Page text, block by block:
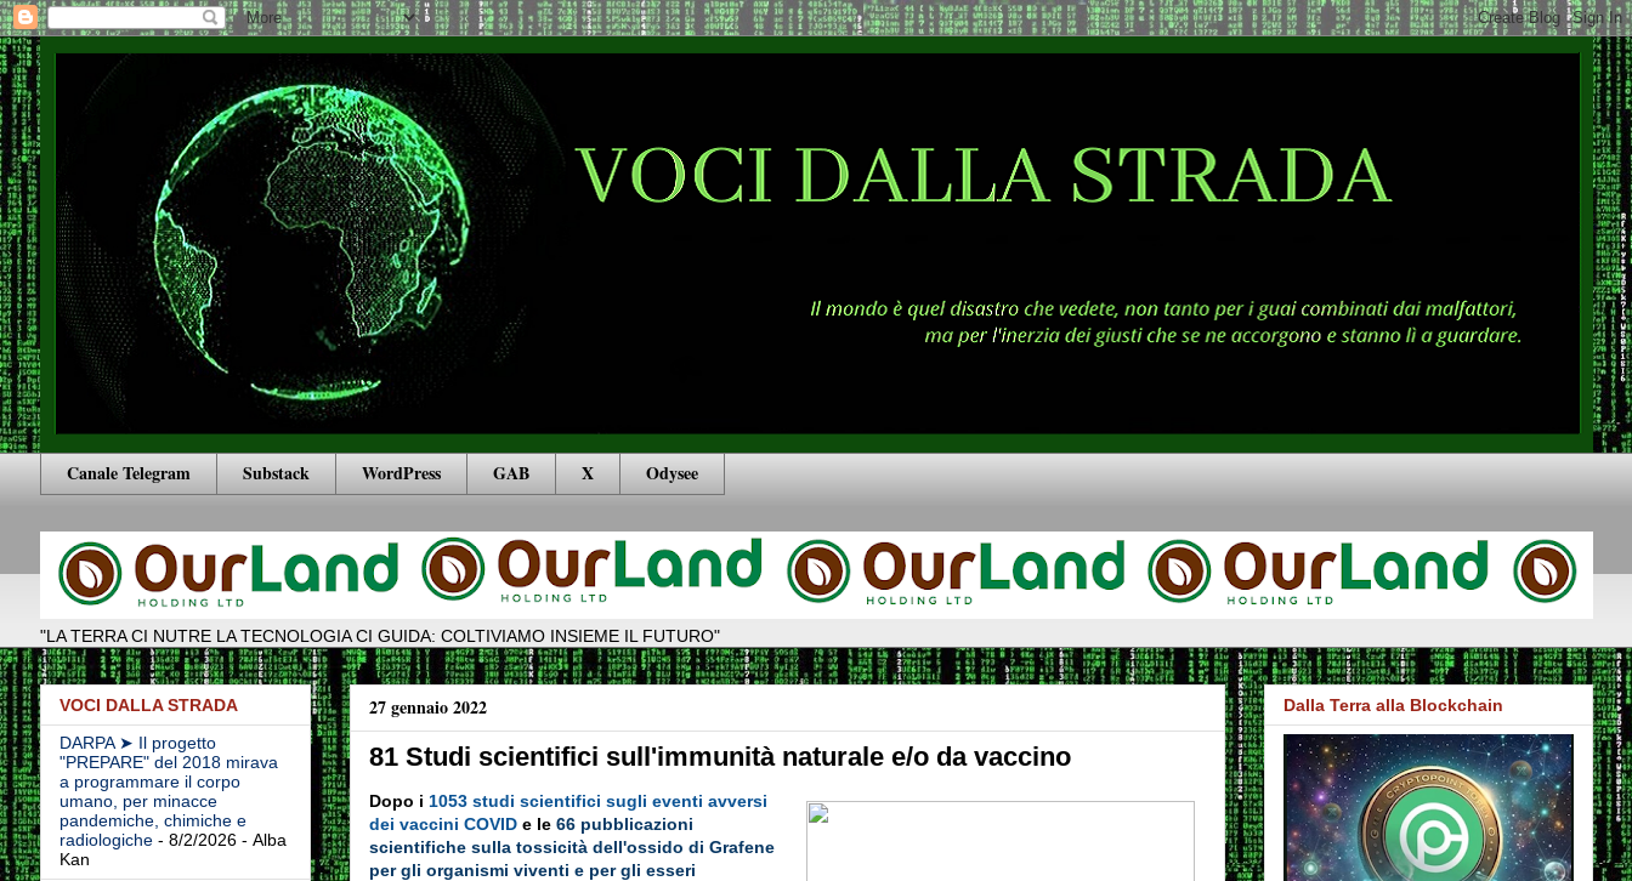
Canale Telegram Substack WordPress GAB X Odysee
"LA TERRA CI NUTRE LA TECNOLOGIA CI GUIDA: COLTIVIAMO INSIEME IL FUTURO"
27 gennaio 2022
81 Studi scientifici sull'immunità naturale e/o da vaccino
Dopo i 1053 studi scientifici sugli eventi avversi
dei vaccini COVIDe le 66 pubblicazioni
scientifiche sulla tossicità dell'ossido di Grafene
per gli organismi viventi e per gli esseri
VOCI DALLA STRADA
DARPA ➤ Il progetto
"PREPARE" del 2018 mirava
a programmare il corpo
umano, per minacce
pandemiche, chimiche e
radiologiche- 8/2/2026- Alba
Kan
Dalla Terra alla Blockchain